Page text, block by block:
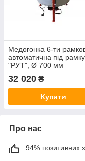
Медогонка 6-ти
автоматична під рамку
"РУТ", Ø 700 мм
32 020 ₴
Купити
Про нас
94% позитивних з